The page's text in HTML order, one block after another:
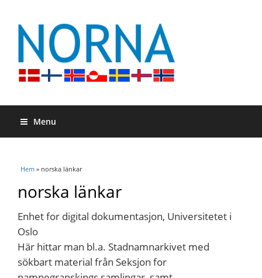
Menu
Du är här
Hem » norska länkar
norska länkar
Enhet for digital dokumentasjon, Universitetet i
Oslo
Här hittar man bl.a. Stadnamnarkivet med
sökbart material från Seksjon for